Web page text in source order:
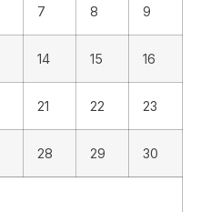
7 8 9
14 15 16
21 22 23
28 29 30